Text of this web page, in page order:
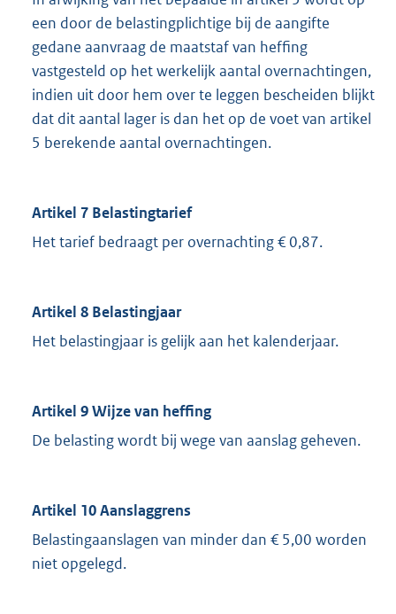
een door de belastingplichtige bij de aangifte
gedane aanvraag de maatstaf van heffing
vastgesteld op het werkelijk aantal overnachtingen,
indien uit door hem over te leggen bescheiden blijkt
dat dit aantal lager is dan het op de voet van artikel
5 berekende aantal overnachtingen.
Artikel 7 Belastingtarief
Het tarief bedraagt per overnachting € 0,87.
Artikel 8 Belastingjaar
Het belastingjaar is gelijk aan het kalenderjaar.
Artikel 9 Wijze van heffing
De belasting wordt bij wege van aanslag geheven.
Artikel 10 Aanslaggrens
Belastingaanslagen van minder dan € 5,00 worden
niet opgelegd.